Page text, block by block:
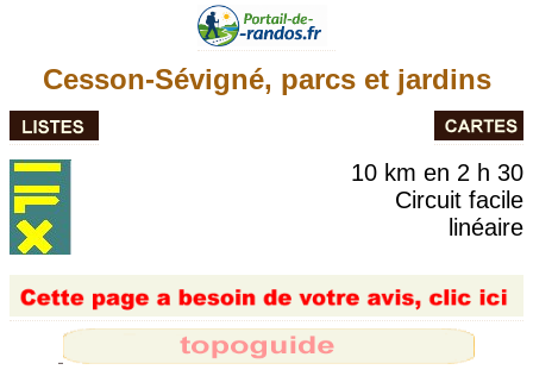
Cesson-Sévigné, parcs et jardins
10 km en 2 h 30
Circuit facile
linéaire